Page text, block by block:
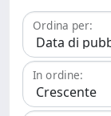
Ordina per:
In ordine: